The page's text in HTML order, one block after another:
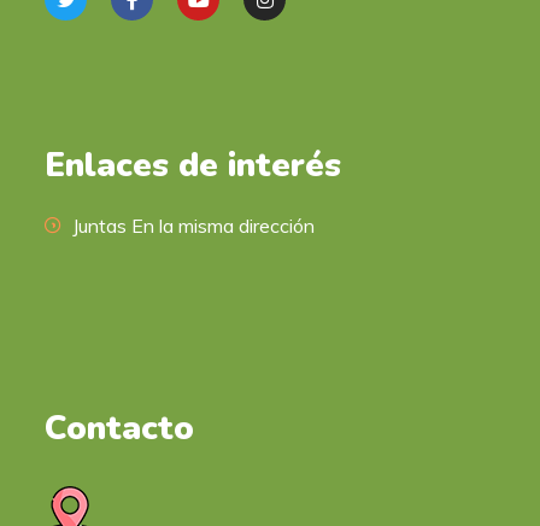
Enlaces de interés
Juntas En la misma dirección
Contacto